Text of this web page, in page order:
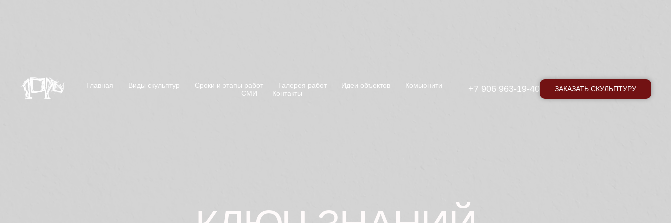
Главная Виды скульптур Сроки и этапы работ Галерея работ Идеи объектов
Комьюнити
СМИ
Контакты +7 906 963-19-40 ЗАКАЗАТЬ СКУЛЬПТУРУ